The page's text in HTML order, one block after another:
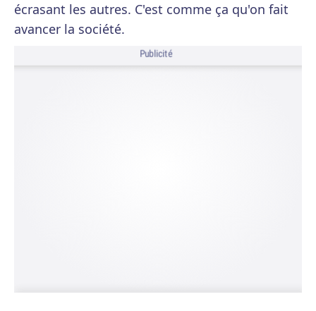
écrasant les autres. C'est comme ça qu'on fait
avancer la société.
Publicité